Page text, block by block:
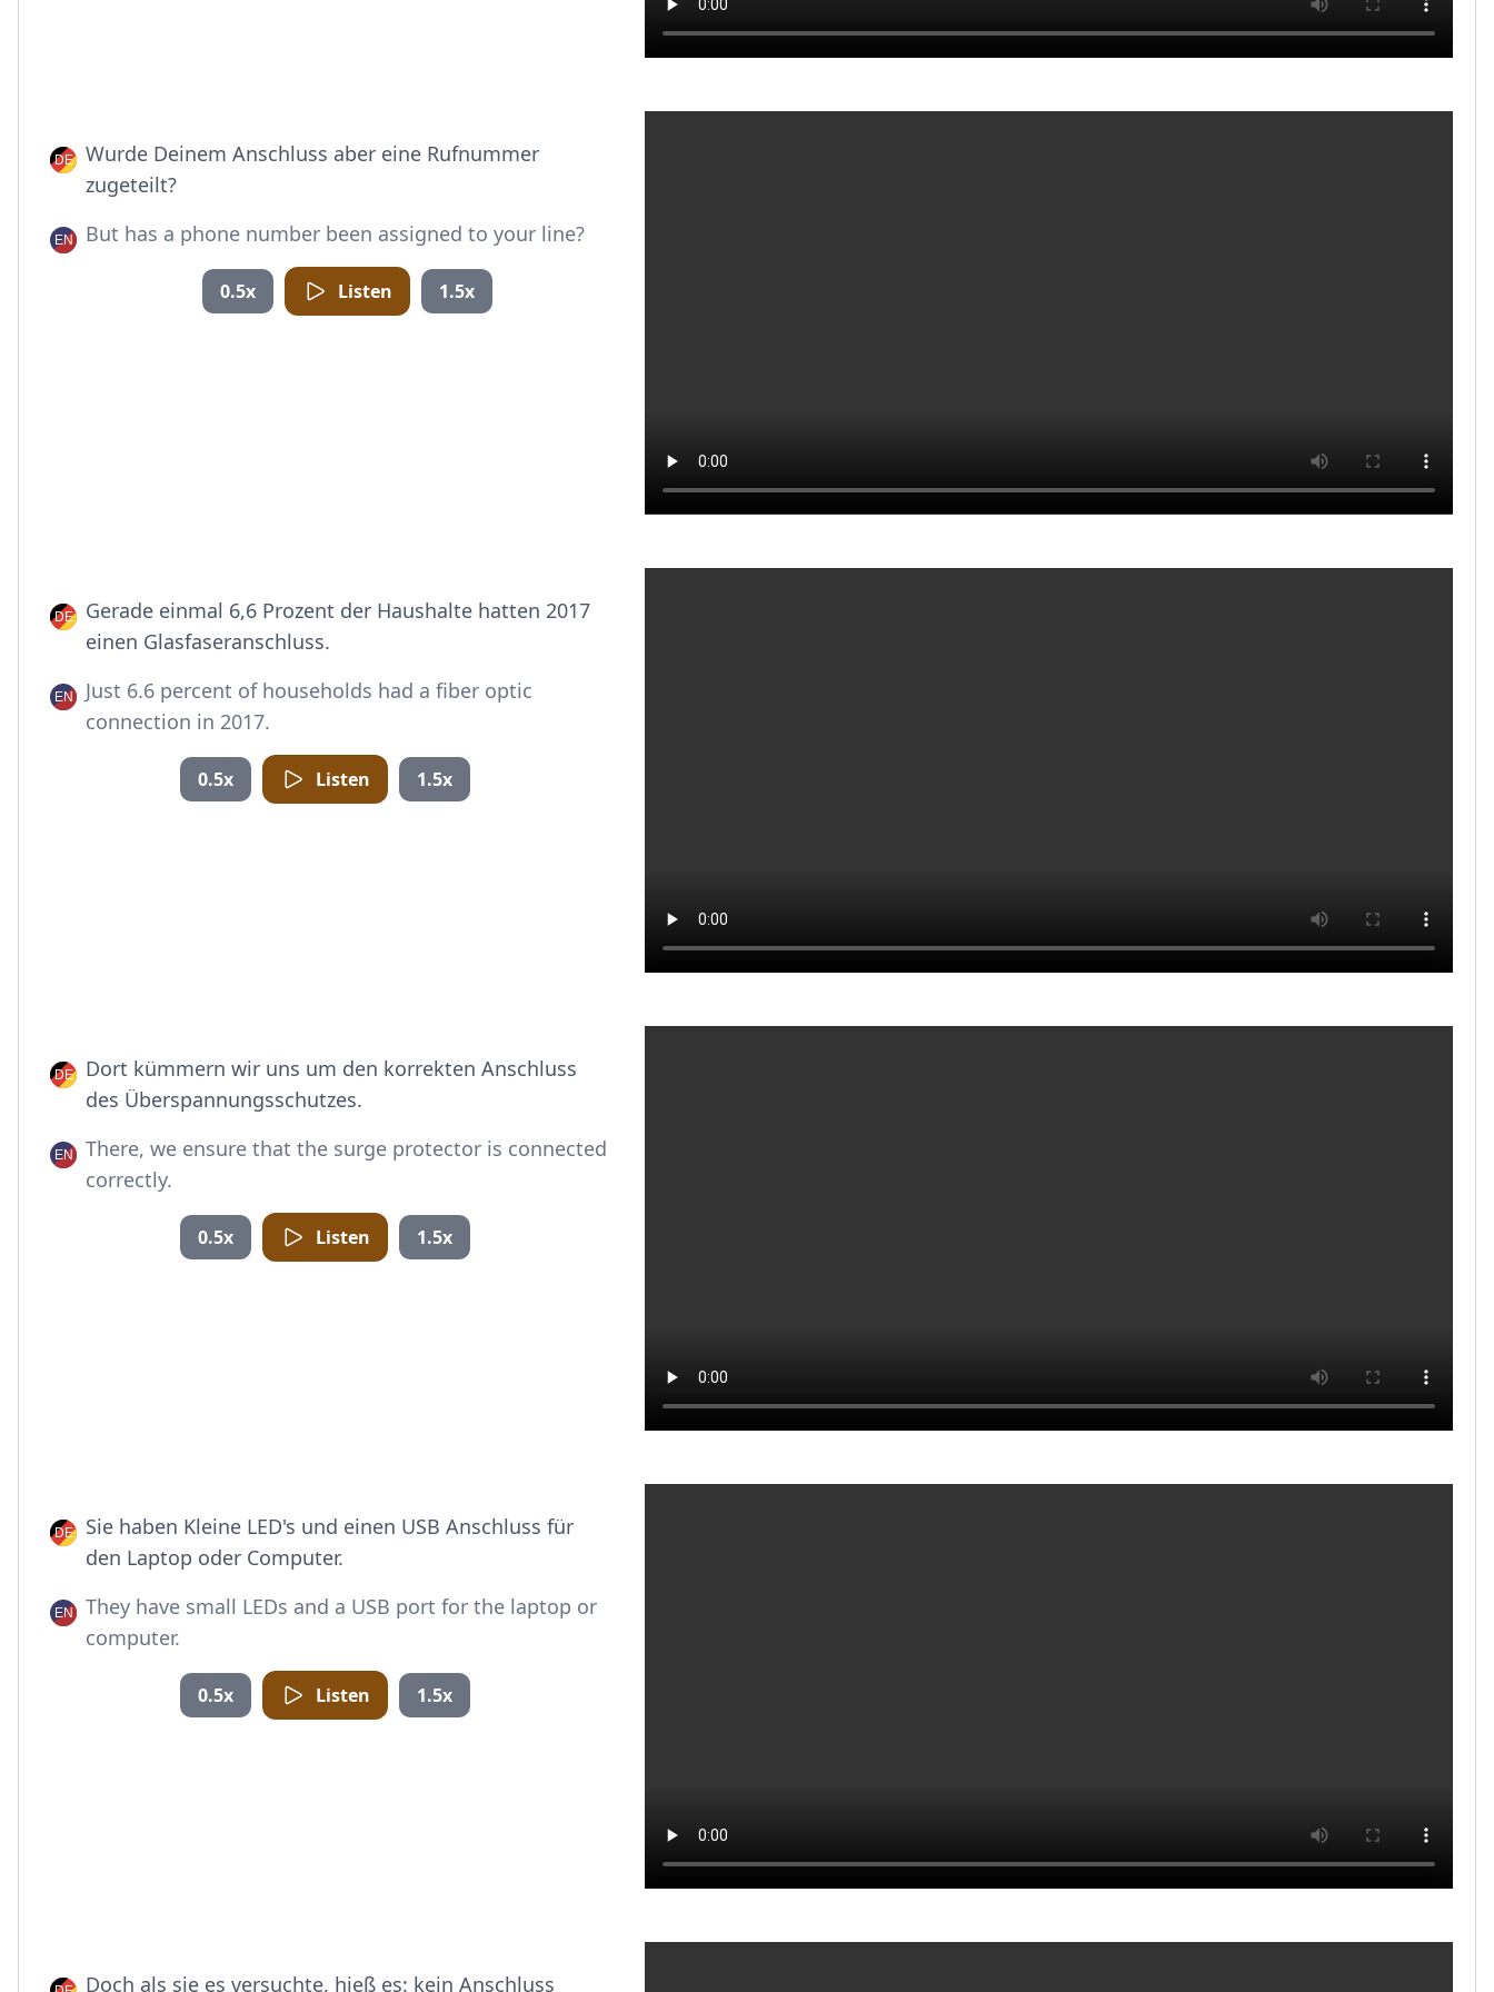
Wurde Deinem Anschluss aber eine Rufnummer
zugeteilt?
But has a phone number been assigned to your line?
0.5x Listen 1.5x
Gerade einmal 6,6 Prozent der Haushalte hatten 2017
einen Glasfaseranschluss.
Just 6.6 percent of households had a fiber optic
connection in 2017.
0.5x Listen 1.5x
Dort kümmern wir uns um den korrekten Anschluss
des Überspannungsschutzes.
There, we ensure that the surge protector is connected
correctly.
0.5x Listen 1.5x
Sie haben Kleine LED's und einen USB Anschluss für
den Laptop oder Computer.
They have small LEDs and a USB port for the laptop or
computer.
0.5x Listen 1.5x
Doch als sie es versuchte, hieß es: kein Anschluss